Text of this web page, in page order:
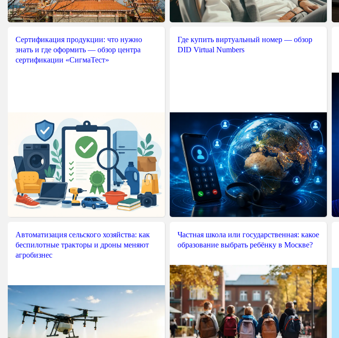
Сертификация продукции: что нужно
знать и где оформить — обзор центра
сертификации «СигмаТест»
Где купить виртуальный номер — обзор
DID Virtual Numbers
Автоматизация сельского хозяйства: как
беспилотные тракторы и дроны меняют
агробизнес
Частная школа или государственная: какое
образование выбрать ребёнку в Москве?